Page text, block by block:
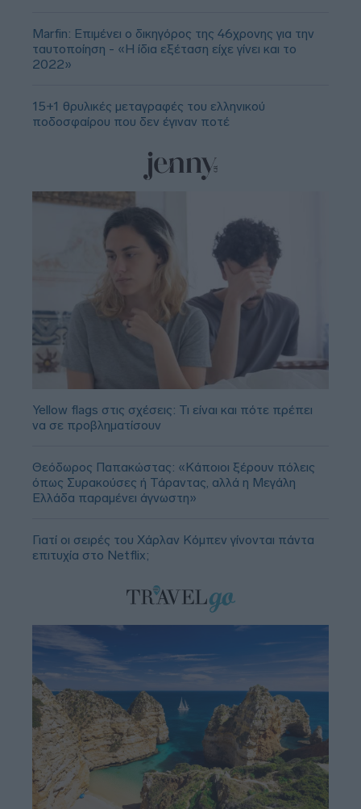
Marfin: Επιμένει ο δικηγόρος της 46χρονης για την
ταυτοποίηση - «Η ίδια εξέταση είχε γίνει και το
2022»
15+1 θρυλικές μεταγραφές του ελληνικού
ποδοσφαίρου που δεν έγιναν ποτέ
Yellow flags στις σχέσεις: Τι είναι και πότε πρέπει
να σε προβληματίσουν
Θεόδωρος Παπακώστας: «Κάποιοι ξέρουν πόλεις
όπως Συρακούσες ή Τάραντας, αλλά η Μεγάλη
Ελλάδα παραμένει άγνωστη»
Γιατί οι σειρές του Χάρλαν Κόμπεν γίνονται πάντα
επιτυχία στο Netflix;